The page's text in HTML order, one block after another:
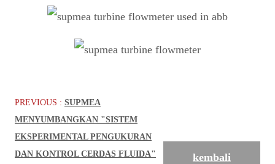
PREVIOUS : SUPMEA
MENYUMBANGKAN "SISTEM
EKSPERIMENTAL PENGUKURAN
DAN KONTROL CERDAS FLUIDA"
kembali